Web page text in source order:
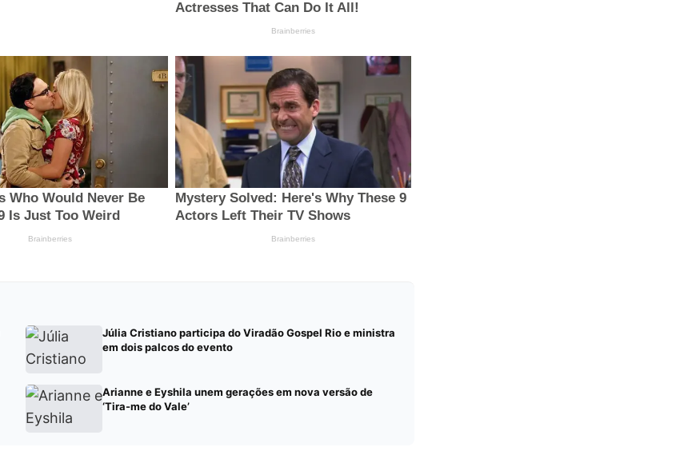
Júlia Cristiano participa do Viradão Gospel Rio e ministra
em dois palcos do evento
Arianne e Eyshila unem gerações em nova versão de
‘Tira-me do Vale’